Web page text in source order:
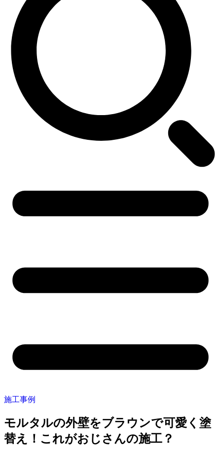
施工事例
モルタルの外壁をブラウンで可愛く塗
替え！これがおじさんの施工？